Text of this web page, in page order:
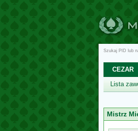
Szukaj PID lub
CEZAR
Lista
Mistrz